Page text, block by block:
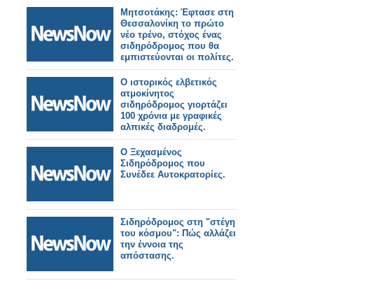
Μητσοτάκης: Έφτασε στη
Θεσσαλονίκη το πρώτο
νέο τρένο, στόχος ένας
σιδηρόδρομος που θα
εμπιστεύονται οι πολίτες.
Ο ιστορικός ελβετικός
ατμοκίνητος
σιδηρόδρομος γιορτάζει
100 χρόνια με γραφικές
αλπικές διαδρομές.
Ο Ξεχασμένος
Σιδηρόδρομος που
Συνέδεε Αυτοκρατορίες.
Σιδηρόδρομος στη "στέγη
του κόσμου": Πώς αλλάζει
την έννοια της
απόστασης.